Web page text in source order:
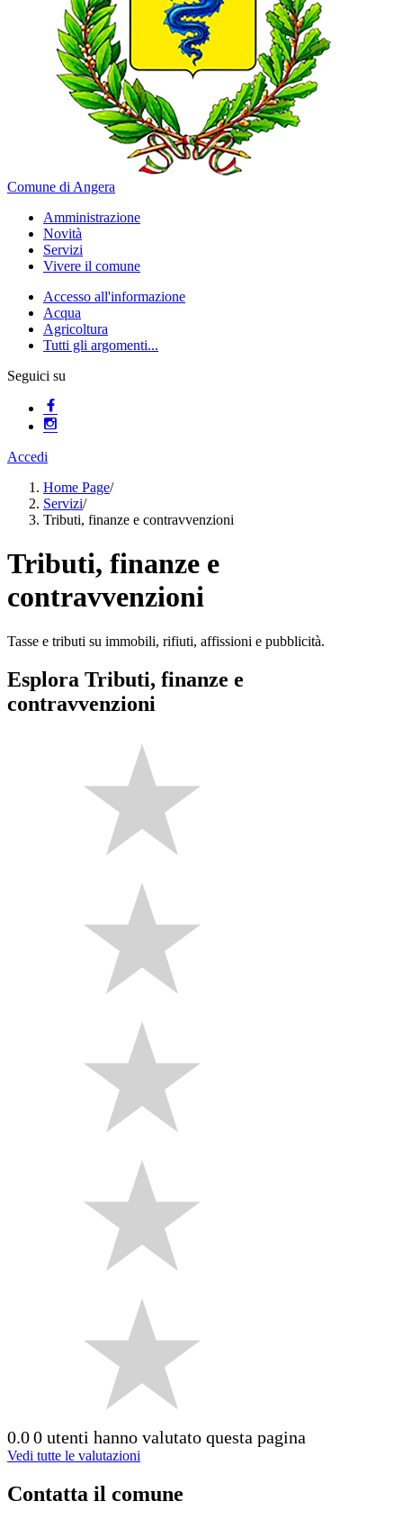
Comune di Angera
Amministrazione
Novità
Servizi
Vivere il comune
Accesso all'informazione
Acqua
Agricoltura
Tutti gli argomenti...
Seguici su
Accedi
Home Page/
Servizi/
Tributi, finanze e contravvenzioni
Tributi, finanze e
contravvenzioni
Tasse e tributi su immobili, rifiuti, affissioni e pubblicità.
Esplora Tributi, finanze e
contravvenzioni
0.00 utenti hanno valutato questa pagina
Vedi tutte le valutazioni
Contatta il comune